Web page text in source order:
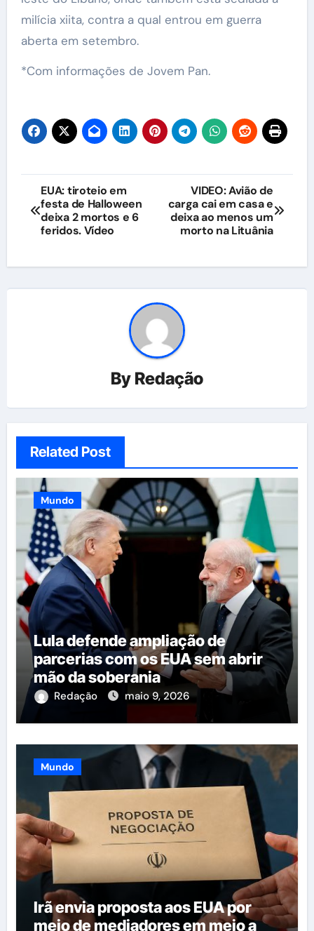
milícia xiita, contra a qual entrou em guerra
aberta em setembro.
*Com informações de Jovem Pan.
Navegação
de
EUA: tiroteio em
festa de Halloween
deixa 2 mortos e 6
feridos. Vídeo
VIDEO: Avião de
carga cai em casa e
deixa ao menos um
morto na Lituânia
By Redação
Related Post
Mundo
Lula defende ampliação de
parcerias com os EUA sem abrir
mão da soberania
Redação maio 9, 2026
Mundo
Irã envia proposta aos EUA por
meio de mediadores em meio a